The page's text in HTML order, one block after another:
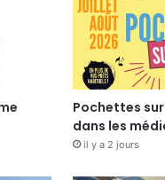
Pochettes
dans les
il y a 2 jours